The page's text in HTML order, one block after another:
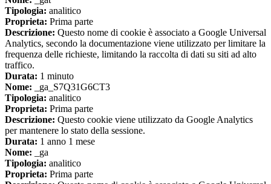
Tipologia: analitico
Proprieta: Prima parte
Descrizione: Questo nome di cookie è associato a Google Universal
Analytics, secondo la documentazione viene utilizzato per limitare la
frequenza delle richieste, limitando la raccolta di dati su siti ad alto
traffico.
Durata: 1 minuto
Nome: _ga_S7Q31G6CT3
Tipologia: analitico
Proprieta: Prima parte
Descrizione: Questo cookie viene utilizzato da Google Analytics
per mantenere lo stato della sessione.
Durata: 1 anno 1 mese
Nome: _ga
Tipologia: analitico
Proprieta: Prima parte